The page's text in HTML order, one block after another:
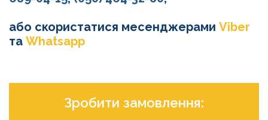
або скористатися месенджерами Viber
та Whatsapp
Зробити замовлення: